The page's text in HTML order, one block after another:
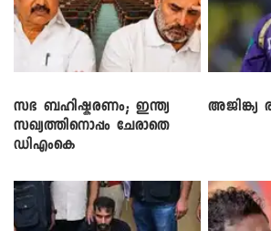
സഭ ബഹിഷ്കരണം; ഇന്ത്യ
സഖ്യത്തിനൊപ്പം ചേരാതെ
ഡിഎംകെ
അജിങ്ക്യ